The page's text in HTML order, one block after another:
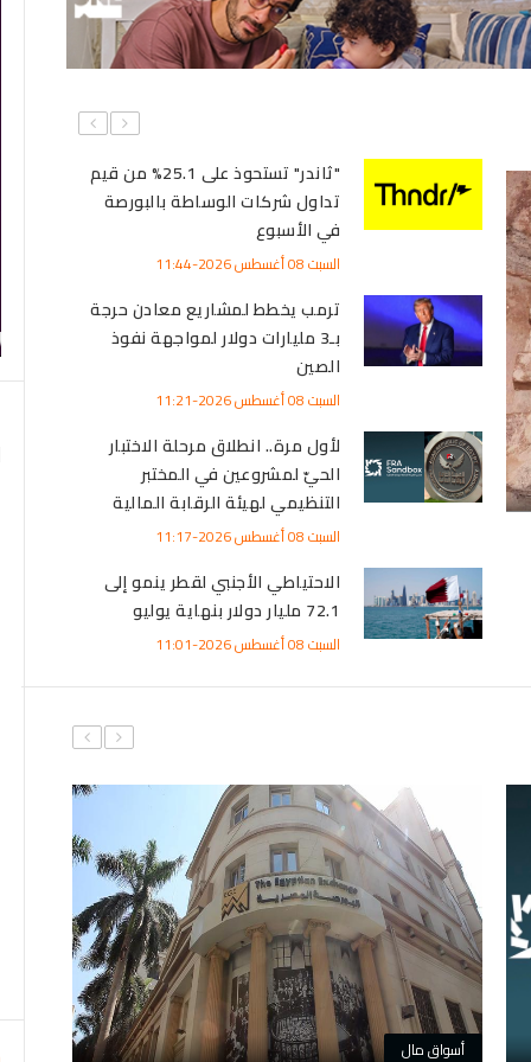
وزارتي التخطيط والبترول يبحثان
تأمين إمدادات الطاقة وزيادة
الإنتاج وخفض فاتورة الاستيراد
السبت 08 أغسطس 2026-10:35
تراجع سعر القمح الصلب المحلي إلى
أغسطس 2026
السبت 08 أغسطس 2026-10:31
أمريكا: اتفاق قريب يعيد فتح
مضيق هرمز
السبت 08 أغسطس 2026-10:16
الشكاوى الحكومية خلال يوليو
السبت 08 أغسطس 2026-10:04
يوثق
أسواق مال